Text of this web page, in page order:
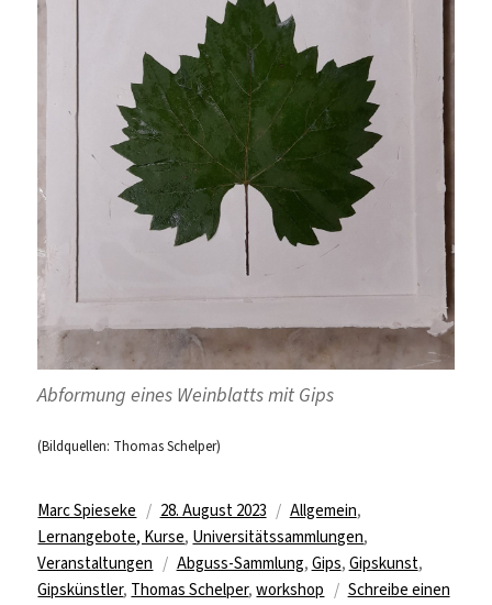
Abformung eines Weinblatts mit Gips
(Bildquellen: Thomas Schelper)
Autor
Marc Spieseke
Veröffentlicht
am
28. August 2023 Kategorien
Allgemein,
Lernangebote, Kurse, Universitätssammlungen,
Veranstaltungen
Schlagwörter
Abguss-Sammlung, Gips, Gipskunst,
Gipskünstler, Thomas Schelper,workshop
Schreibe einen